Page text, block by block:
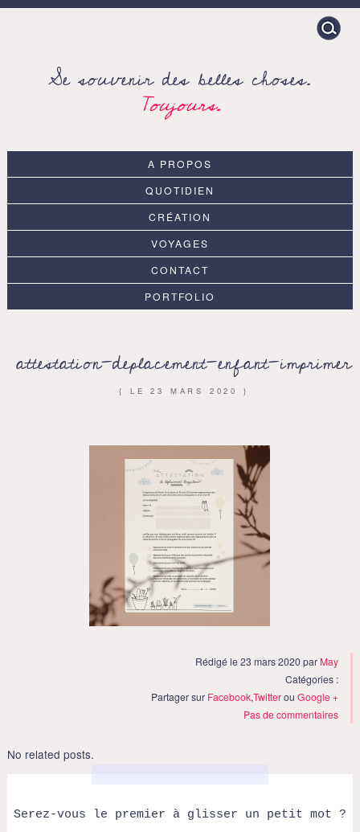
Search
for:
Se souvenir des belles choses.
Toujours.
A PROPOS
QUOTIDIEN
CRÉATION
VOYAGES
CONTACT
PORTFOLIO
attestation-deplacement-enfant-imprimer
{ LE23 MARS 2020 }
Rédigé le 23 mars 2020 par May
Catégories :
Partager sur Facebook,TwitterouGoogle +
Pas de commentaires
No related posts.
Serez-vous le premier à glisser un petit mot ?